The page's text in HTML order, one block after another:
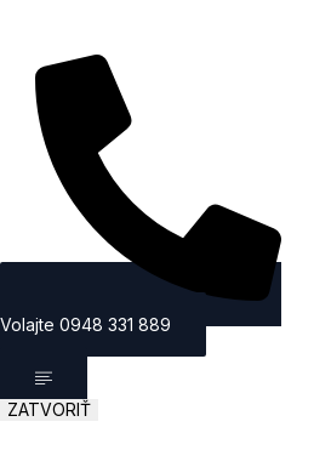
Volajte 0948 331 889
ZATVORIŤ